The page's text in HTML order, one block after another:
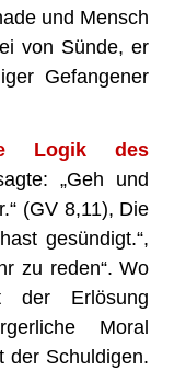
und Mensch
von Sünde, er
Gefangener
Logik des
„Geh und
(GV 8,11), Die
gesündigt.“,
zu reden“. Wo
der Erlösung
Moral
der Schuldigen.